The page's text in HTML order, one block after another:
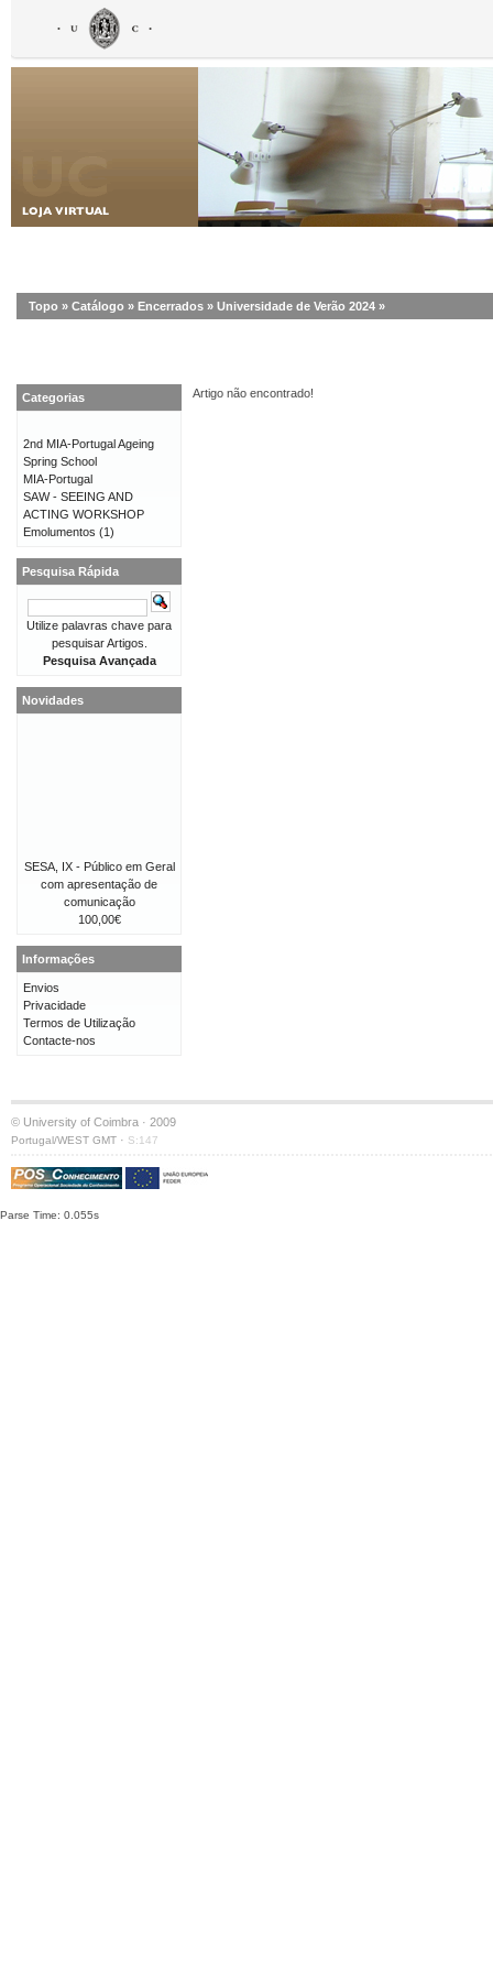
Topo » Catálogo » Encerrados » Universidade de Verão 2024 »
Artigo não encontrado!
Categorias
2nd MIA-Portugal Ageing
Spring School
MIA-Portugal
SAW - SEEING AND
ACTING WORKSHOP
Emolumentos (1)
Pesquisa Rápida
Utilize palavras chave para
pesquisar Artigos.
Pesquisa Avançada
Novidades
SESA, IX - Público em Geral
com apresentação de
comunicação
100,00€
Informações
Envios
Privacidade
Termos de Utilização
Contacte-nos
© University of Coimbra · 2009
Portugal/WEST GMT · S:147
Parse Time: 0.055s